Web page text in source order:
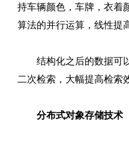
持车辆颜色，车牌，衣着
算法的并行运算，线性提
结构化之后的数据可以
二次检索，大幅提高检索
分布式对象存储技术